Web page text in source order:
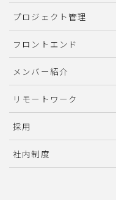
プロジェクト管理
フロントエンド
メンバー紹介
リモートワーク
採用
社内制度